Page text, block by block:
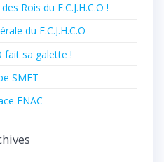
Rois du F.C.J.H.C.O !
du F.C.J.H.C.O
fait sa galette !
SMET
FNAC